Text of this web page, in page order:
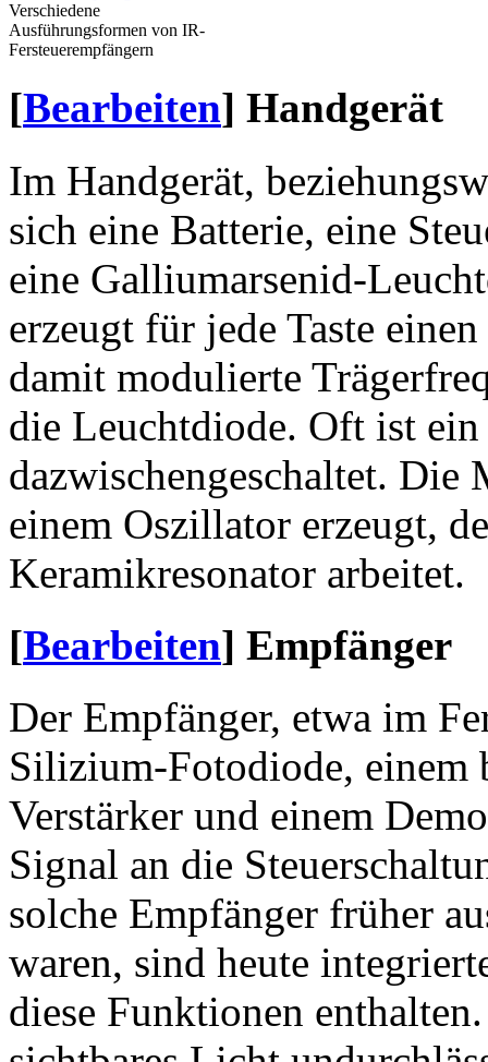
Verschiedene
Ausführungsformen von IR-
Fersteuerempfängern
[Bearbeiten] Handgerät
Im Handgerät,
sich eine Batterie, eine
eine Galliumarsenid-
erzeugt für jede Taste
damit modulierte
die Leuchtdiode. Oft ist
dazwischengeschaltet.
einem Oszillator erzeugt,
Keramikresonator arbeitet.
[Bearbeiten] Empfänger
Der Empfänger, etwa im
Silizium-Fotodiode, einem
Verstärker und einem
Signal an die
solche Empfänger früher
waren, sind heute
diese Funktionen